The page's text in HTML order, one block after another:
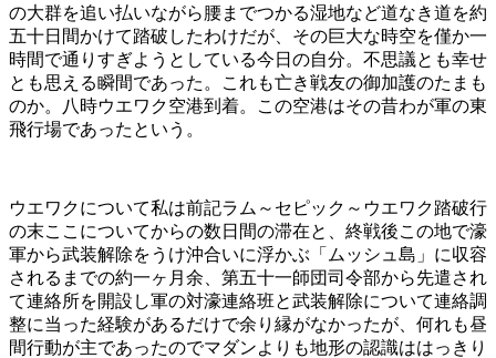
の大群を追い払いながら腰までつかる湿地など道なき道を約
五十日間かけて踏破したわけだが、その巨大な時空を僅か一
時間で通りすぎようとしている今日の自分。不思議とも幸せ
とも思える瞬間であった。これも亡き戦友の御加護のたまも
のか。八時ウエワク空港到着。この空港はその昔わが軍の東
飛行場であったという。
ウエワクについて私は前記ラム～セピック～ウエワク踏破行
の末ここについてからの数日間の滞在と、終戦後この地で濠
軍から武装解除をうけ沖合いに浮かぶ「ムッシュ島」に収容
されるまでの約一ヶ月余、第五十一師団司令部から先遣され
て連絡所を開設し軍の対濠連絡班と武装解除について連絡調
整に当った経験があるだけで余り縁がなかったが、何れも昼
間行動が主であったのでマダンよりも地形の認識ははっきり